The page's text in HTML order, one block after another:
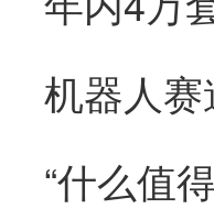
“什么值